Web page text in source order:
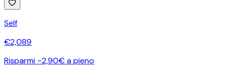
Self
€2,089
Risparmi ~2,90€ a pieno